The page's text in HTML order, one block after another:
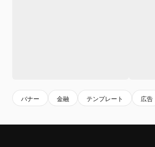
バナー 金融 テンプレート 広告